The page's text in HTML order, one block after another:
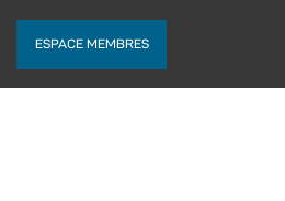
ESPACE MEMBRES